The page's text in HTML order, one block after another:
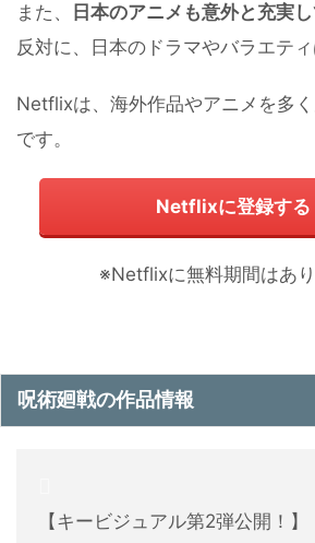
また、
日本のアニメも意外と充実し
反対に、日本のドラマやバラエティ
Netflixは、海外作品やアニメを多
です。
Netflixに登録す
※Netflixに無料期間はあり
呪術廻戦の作品情報
【キービジュアル第2弾公開！】